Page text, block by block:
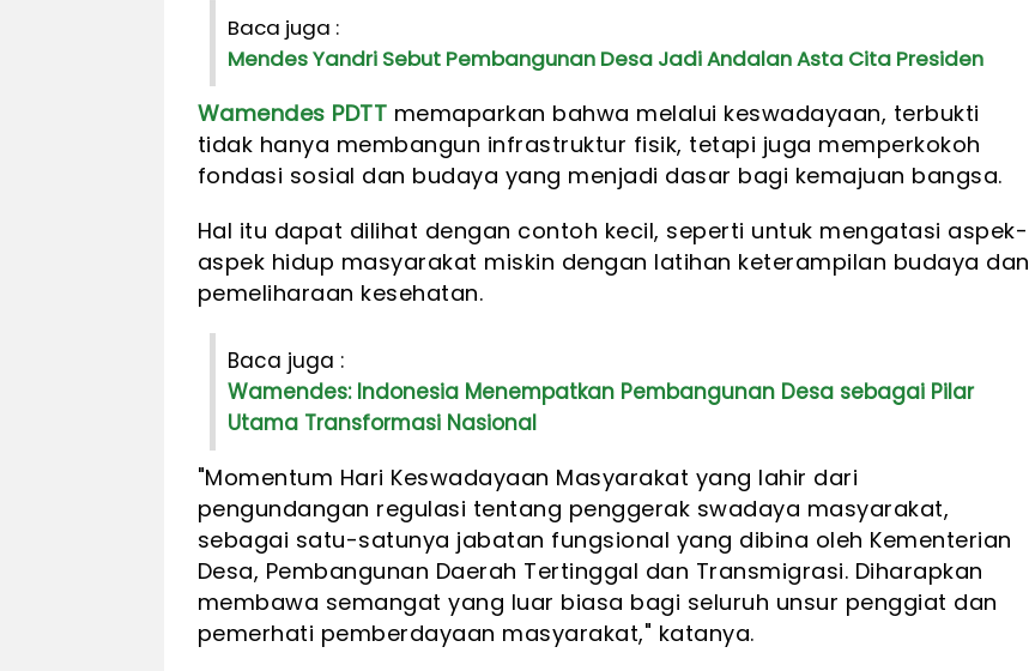
Baca juga :
Mendes Yandri Sebut Pembangunan Desa Jadi Andalan Asta Cita Presiden
Wamendes PDTT memaparkan bahwa melalui keswadayaan, terbukti
tidak hanya membangun infrastruktur fisik, tetapi juga memperkokoh
fondasi sosial dan budaya yang menjadi dasar bagi kemajuan bangsa.
Hal itu dapat dilihat dengan contoh kecil, seperti untuk mengatasi aspek-
aspek hidup masyarakat miskin dengan latihan keterampilan budaya dan
pemeliharaan kesehatan.
Baca juga :
Wamendes: Indonesia Menempatkan Pembangunan Desa sebagai Pilar
Utama Transformasi Nasional
"Momentum Hari Keswadayaan Masyarakat yang lahir dari
pengundangan regulasi tentang penggerak swadaya masyarakat,
sebagai satu-satunya jabatan fungsional yang dibina oleh Kementerian
Desa, Pembangunan Daerah Tertinggal dan Transmigrasi. Diharapkan
membawa semangat yang luar biasa bagi seluruh unsur penggiat dan
pemerhati pemberdayaan masyarakat," katanya.